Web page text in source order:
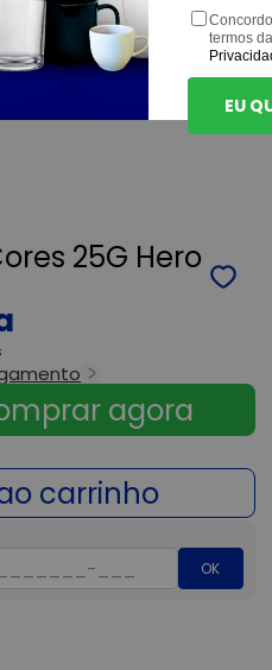
25G Hero
OK
termos
EU